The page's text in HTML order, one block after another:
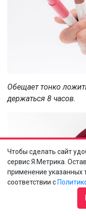
Обещает тонко
держаться 8 часов.
Чтобы сделать сайт
сервис Я.Метрика.
применение указанных
соответствии с